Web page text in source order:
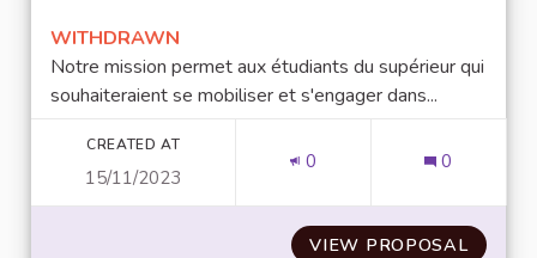
WITHDRAWN
Notre mission permet aux étudiants du supérieur qui
souhaiteraient se mobiliser et s'engager dans...
CREATED AT
15/11/2023
0 0
VIEW PROPOSAL